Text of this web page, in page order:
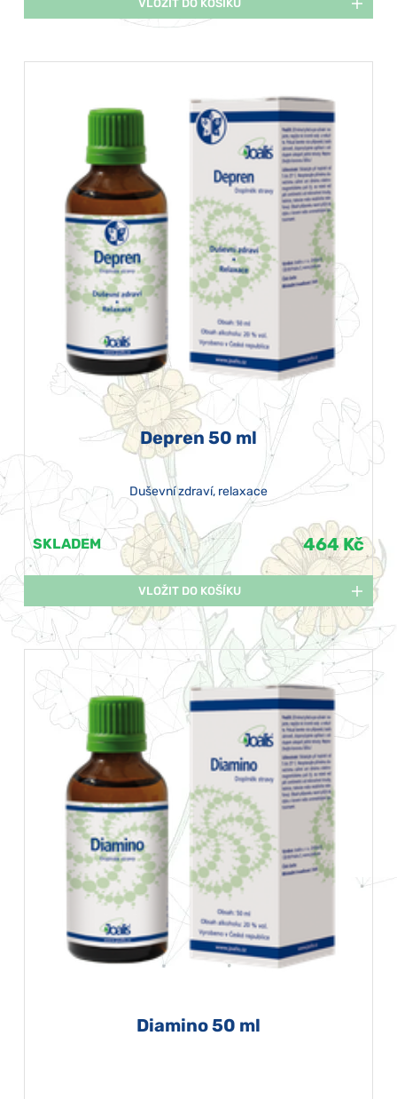
VLOŽIT DO KOŠÍKU
Depren 50 ml
Duševní zdraví, relaxace
SKLADEM 464 Kč
VLOŽIT DO KOŠÍKU
Diamino 50 ml